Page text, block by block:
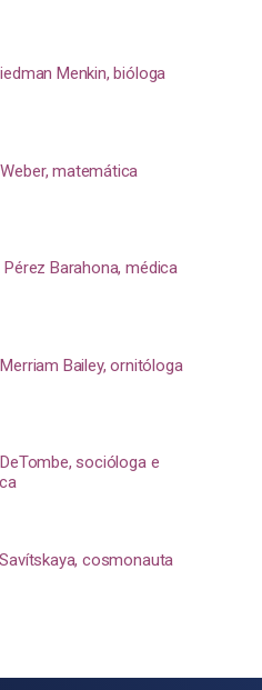
Menkin, bióloga
matemática
Pérez Barahona, médica
Bailey, ornitóloga
socióloga e
cosmonauta